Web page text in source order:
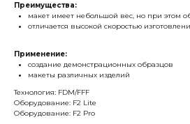
Преимущества:
макет имеет небольшой вес, но при этом
отличается высокой скоростью
Применение:
создание демонстрационных образцов
макеты различных изделий
Технология: FDM/FFF
Оборудование: F2 Lite
Оборудование: F2 Pro